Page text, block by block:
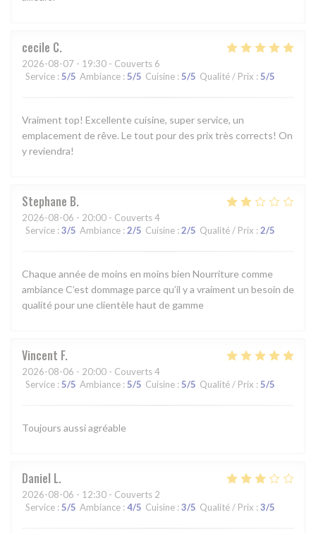
cecile C
2026-08-07 - 19:30 - Couverts 6
Service : 5/5 Ambiance : 5/5 Cuisine : 5/5 Qualité / Prix : 5/5
Vraiment top! Excellente cuisine, super service, un
emplacement de rêve. Le tout pour des prix très corrects! On
y reviendra!
Stephane B
2026-08-06 - 20:00 - Couverts 4
Service : 3/5 Ambiance : 2/5 Cuisine : 2/5 Qualité / Prix : 2/5
Chaque année de moins en moins bien Nourriture comme
ambiance C’est dommage parce qu’il y a vraiment un besoin de
qualité pour une clientèle haut de gamme
Vincent F
2026-08-06 - 20:00 - Couverts 4
Service : 5/5 Ambiance : 5/5 Cuisine : 5/5 Qualité / Prix : 5/5
Toujours aussi agréable
Daniel L
2026-08-06 - 12:30 - Couverts 2
Service : 5/5 Ambiance : 4/5 Cuisine : 3/5 Qualité / Prix : 3/5